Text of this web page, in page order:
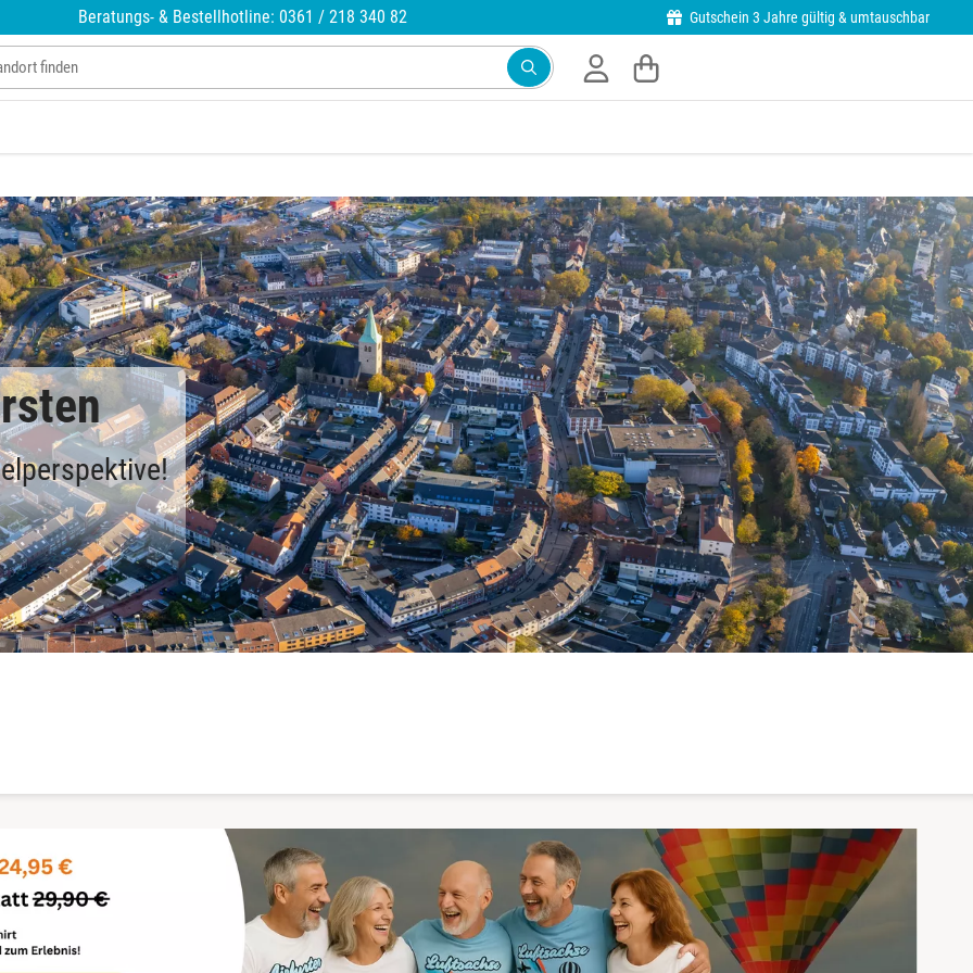
Beratungs- & Bestellhotline: 0361 / 218 340 82 Gutschein 3 Jahre gültig & umtauschbar